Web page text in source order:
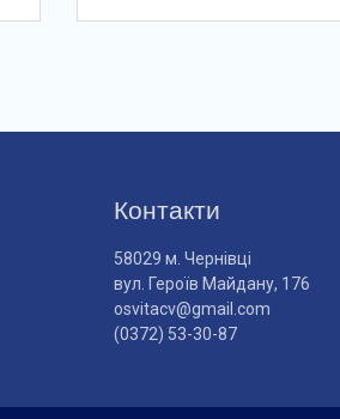
Контакти
58029 м. Чернівці
вул. Героїв Майдану, 176
osvitacv@gmail.com
(0372) 53-30-87